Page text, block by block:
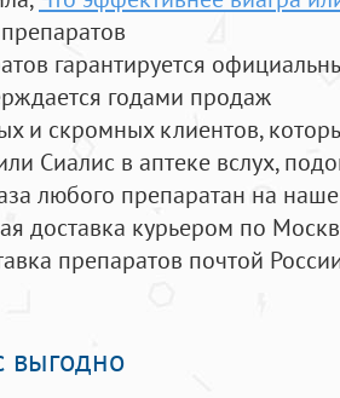
гарантируется
годами продаж
и скромных клиентов,
Сиалис в аптеке вслух,
любого препаратан на
доставка курьером по
препаратов почтой
выгодно